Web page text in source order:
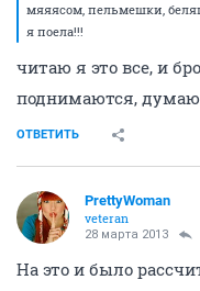
мяяясом, пельмешки,
я поела!!!
читаю я это все, и
поднимаются,
ОТВЕТИТЬ
PrettyWoman
veteran
28 марта 2013
На это и было